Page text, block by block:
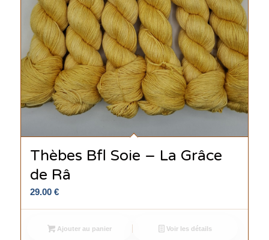
Thèbes Bfl Soie – La Grâce
de Râ
29.00 €
Ajouter au panier Voir les détails